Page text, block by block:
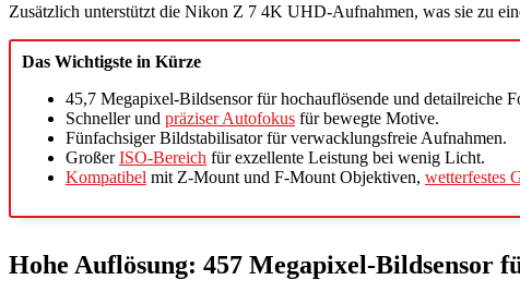
Zusätzlich unterstützt die Nikon Z 7 4K UHD-Aufnahmen, was sie zu
Das Wichtigste in Kürze
45,7 Megapixel-Bildsensor für hochauflösende und detailreiche
Schneller und präziser Autofokus für bewegte Motive.
Fünfachsiger Bildstabilisator für verwacklungsfreie Aufnahmen.
GroßerISO-Bereich für exzellente Leistung bei wenig Licht.
Kompatibel mit Z-Mount und F-Mount Objektiven, wetterfestes
Hohe Auflösung: 457 Megapixel-Bildsensor